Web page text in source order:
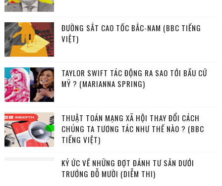
ĐƯỜNG SẮT CAO TỐC BẮC-NAM (BBC TIẾNG
VIỆT)
TAYLOR SWIFT TÁC ĐỘNG RA SAO TỚI BẦU CỬ
MỸ ? (MARIANNA SPRING)
THUẬT TOÁN MẠNG XÃ HỘI THAY ĐỔI CÁCH
CHÚNG TA TƯƠNG TÁC NHƯ THẾ NÀO ? (BBC
TIẾNG VIỆT)
KÝ ỨC VỀ NHỮNG ĐỢT ĐÁNH TƯ SẢN DƯỚI
TRƯỚNG ĐỖ MƯỜI (DIỄM THI)